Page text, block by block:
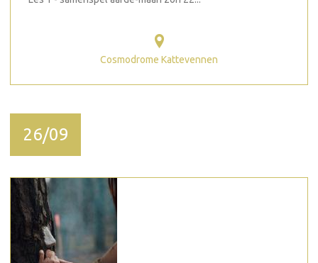
Cosmodrome Kattevennen
26/09